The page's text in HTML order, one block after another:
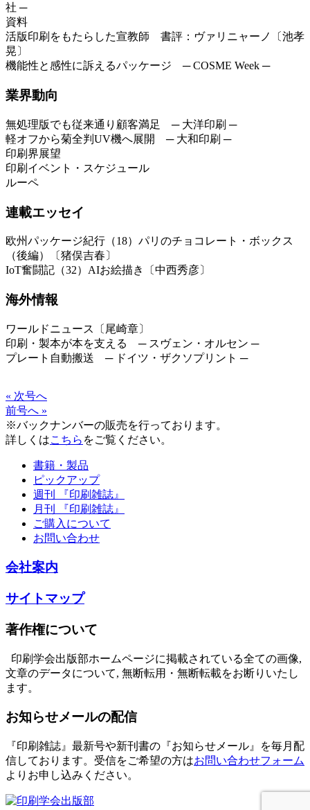
社 ─
資料
活版印刷をもたらした宣教師 書評：ヴァリニャーノ〔池孝
晃〕
機能性と感性に訴えるパッケージ ─ COSME Week ─
業界動向
無処理版でも従来通り顧客満足 ─ 大洋印刷 ─
軽オフから菊全判UV機へ展開 ─ 大和印刷 ─
印刷界展望
印刷イベント・スケジュール
ルーペ
連載エッセイ
欧州パッケージ紀行（18）パリのチョコレート・ボックス
（後編）〔猪俣吉春〕
IoT奮闘記（32）AIお絵描き〔中西秀彦〕
海外情報
ワールドニュース〔尾崎章〕
印刷・製本が本を支える ─ スヴェン・オルセン ─
プレート自動搬送 ─ ドイツ・ザクソプリント ─
« 次号へ
前号へ »
※バックナンバーの販売を行っております。
詳しくはこちら をご覧ください。
書籍・製品
ピックアップ
週刊 『印刷雑誌』
月刊 『印刷雑誌』
ご購入について
お問い合わせ
会社案内
サイトマップ
著作権について
印刷学会出版部ホームページに掲載されている全ての画像,
文章のデータについて, 無断転用・無断転載をお断りいたし
ます。
お知らせメールの配信
『印刷雑誌』最新号や新刊書の『お知らせメール』を毎月配
信しております。 受信をご希望の方はお問い合わせフォーム
よりお申し込みください。